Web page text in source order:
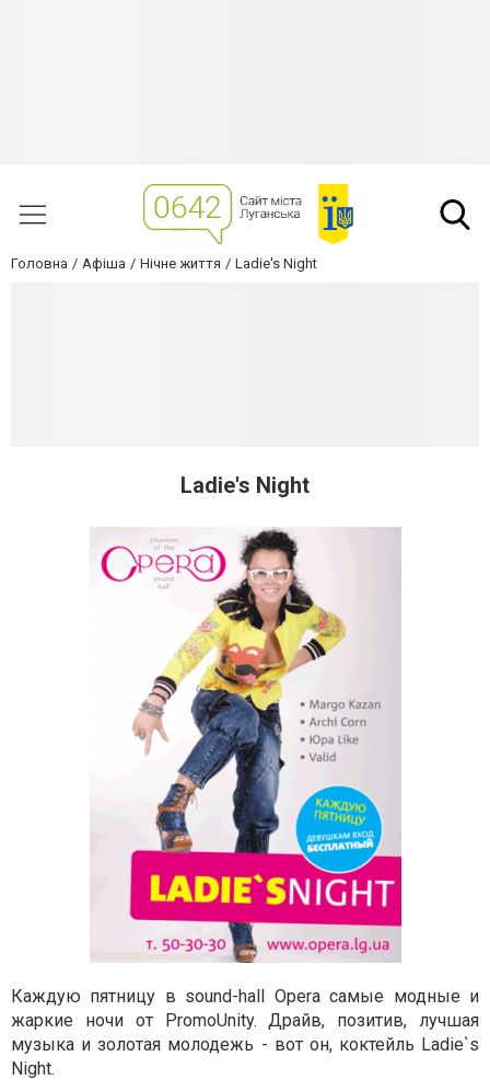
Головна Афіша Нічне життя Ladie's Night
Ladie's Night
Каждую пятницу в sound-hall Opera самые модные и
жаркие ночи от PromoUnity. Драйв, позитив, лучшая
музыка и золотая молодежь - вот он, коктейль Ladie`s
Night.